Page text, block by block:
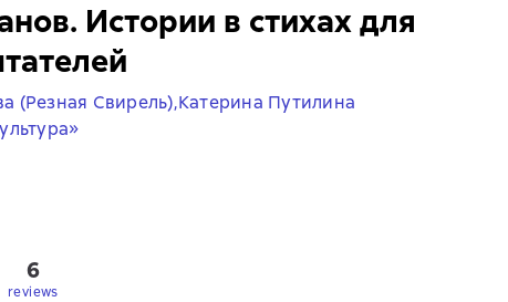
Истории в стихах для
(Резная Свирель),Катерина Путилина
6
reviews